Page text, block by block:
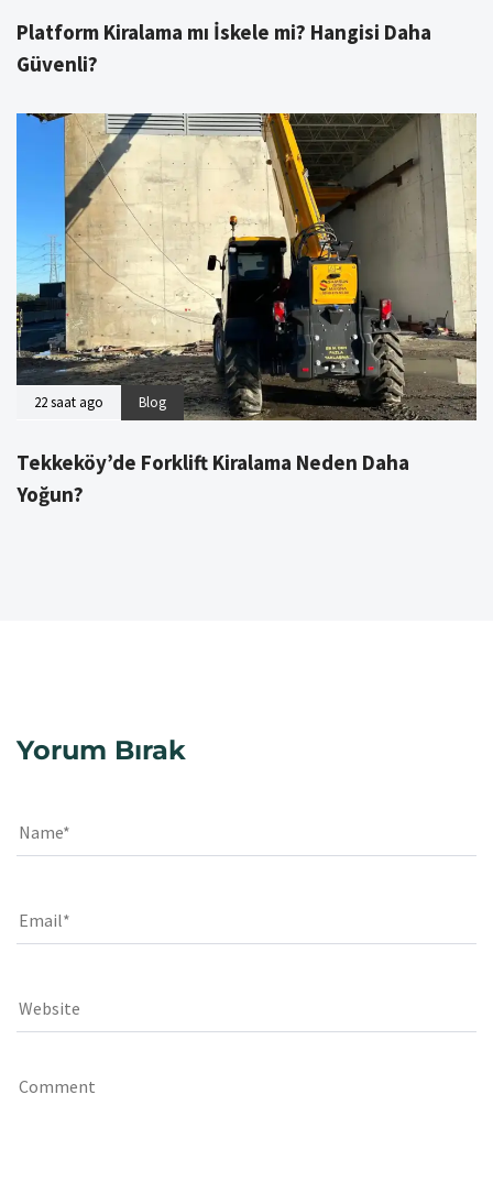
Platform Kiralama mı İskele mi? Hangisi Daha
Güvenli?
22 saat ago Blog
Tekkeköy’de Forklift Kiralama Neden Daha
Yoğun?
Yorum Bırak